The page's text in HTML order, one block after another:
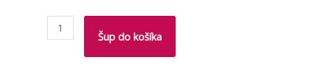
kovová
slamka
Šup do košíka